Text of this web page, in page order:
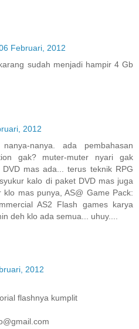
Februari, 2012
sudah menjadi hampir 4 Gb
2012
nanya. ada pembahasan
gak? muter-muter nyari gak
mas ada... terus teknik RPG
kalo di paket DVD mas juga
mas punya, AS@ Game Pack:
AS2 Flash games karya
deh klo ada semua... uhuy....
2012
flashnya kumplit